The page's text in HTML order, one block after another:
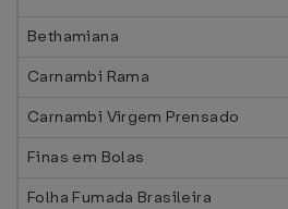
Bethamiana
Carnambi Rama
Carnambi Virgem Prensado
Finas em Bolas
Folha Fumada Brasileira